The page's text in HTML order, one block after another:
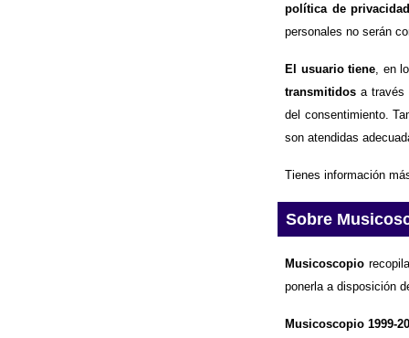
política de privacidad
personales no serán
El usuario tiene , en
transmitidos a través
del consentimiento.
son atendidas
Tienes información
Sobre
Musicoscopio
ponerla a disposición
Musicoscopio 1999-